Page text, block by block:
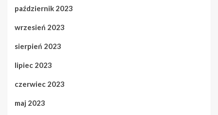
październik 2023
wrzesień 2023
sierpień 2023
lipiec 2023
czerwiec 2023
maj 2023